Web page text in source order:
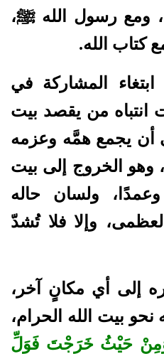
ومع رسول الله ﷺ،
كتاب الله.
المشاركة في
انتباه من يقصد بيت
أن يجمع همَّه وعزمه
الخروج إلى بيت
ولسان حاله
وإلا فلا تُشدّ
إلى أي مكانٍ آخر،
بيت الله الحرام،
حَيْثُ خَرَجْتَ فَوَلِّ